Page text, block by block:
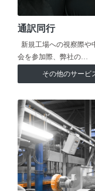
通訳同行
新規工場への視察際や
会を参加際、弊社の…
その他のサービ